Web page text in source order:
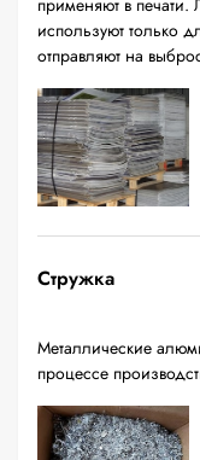
применяют в печати.
используют только
отправляют на
Стружка
Металлические
процессе